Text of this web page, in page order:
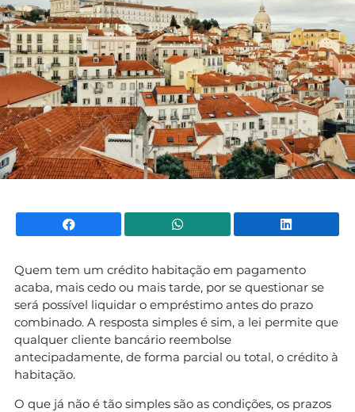
Facebook WhatsApp
Quem tem um crédito habitação em pagamento
acaba, mais cedo ou mais tarde, por se questionar se
será possível liquidar o empréstimo antes do prazo
combinado. A resposta simples é sim, a lei permite que
qualquer cliente bancário reembolse
antecipadamente, de forma parcial ou total, o crédito à
habitação.
O que já não é tão simples são as condições, os prazos